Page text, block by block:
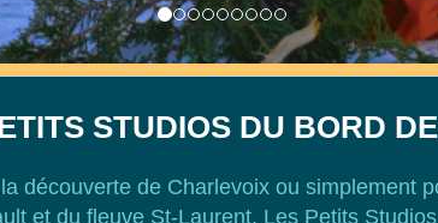
STUDIOS DU BORD
découverte de Charlevoix ou simplement
et du fleuve St-Laurent, Les Petits